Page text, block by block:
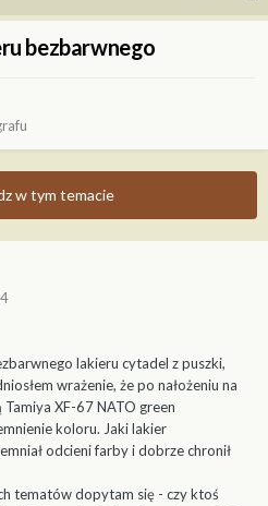
bezbarwnego
w tym temacie
lakieru cytadel z puszki,
wrażenie, że po nałożeniu na
XF-67 NATO green
koloru. Jaki lakier
odcieni farby i dobrze chronił
tematów dopytam się - czy ktoś